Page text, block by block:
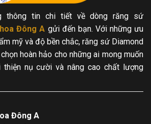
thông tin chi tiết về dòng răng sứ
Đông A gửi đến bạn. Với những ưu
mỹ và độ bền chắc, răng sứ Diamond
hoàn hảo cho những ai mong muốn
thiện nụ cười và nâng cao chất lượng
Đông A